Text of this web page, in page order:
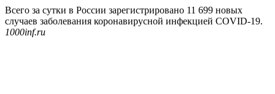
Всего за сутки в России зарегистрировано 11 699 новых
случаев заболевания коронавирусной инфекцией COVID-19.
1000inf.ru